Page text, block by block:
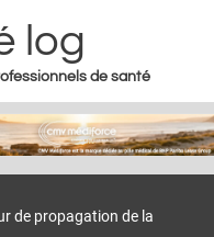
log
de santé
de propagation de la